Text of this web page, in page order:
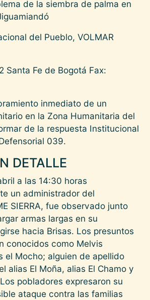
de la siembra de palma en
del Pueblo, VOLMAR
Santa Fe de Bogotá Fax:
inmediato de un
en la Zona Humanitaria del
de la respuesta Institucional
039.
DETALLE
a las 14:30 horas
un administrador del
SIERRA, fue observado junto
armas largas en su
hacia Brisas. Los presuntos
conocidos como Melvis
el Mocho; alguien de apellido
alias El Moña, alias El Chamo y
pobladores expresaron su
ataque contra las familias